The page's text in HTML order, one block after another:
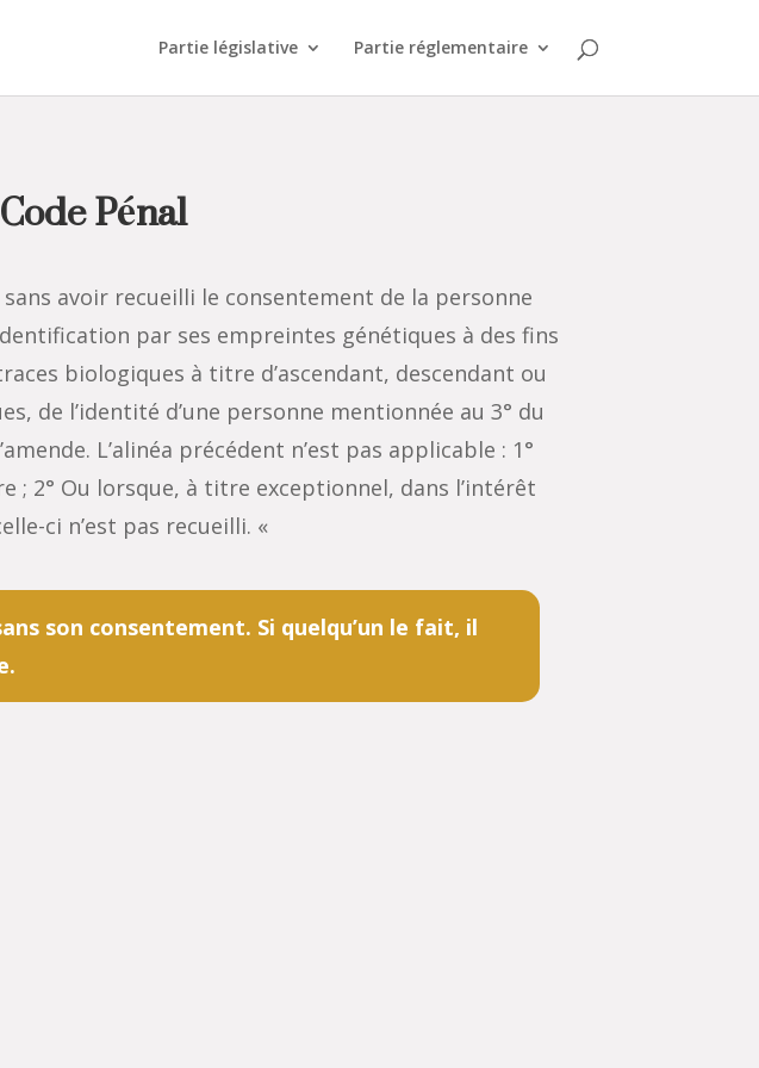
Partie législative Partie réglementaire
Pénal
avoir recueilli le consentement de la personne
par ses empreintes génétiques à des fins
biologiques à titre d’ascendant, descendant ou
de l’identité d’une personne mentionnée au 3° du
L’alinéa précédent n’est pas applicable : 1°
; 2° Ou lorsque, à titre exceptionnel, dans l’intérêt
ci n’est pas recueilli. «
son consentement. Si quelqu’un le fait, il